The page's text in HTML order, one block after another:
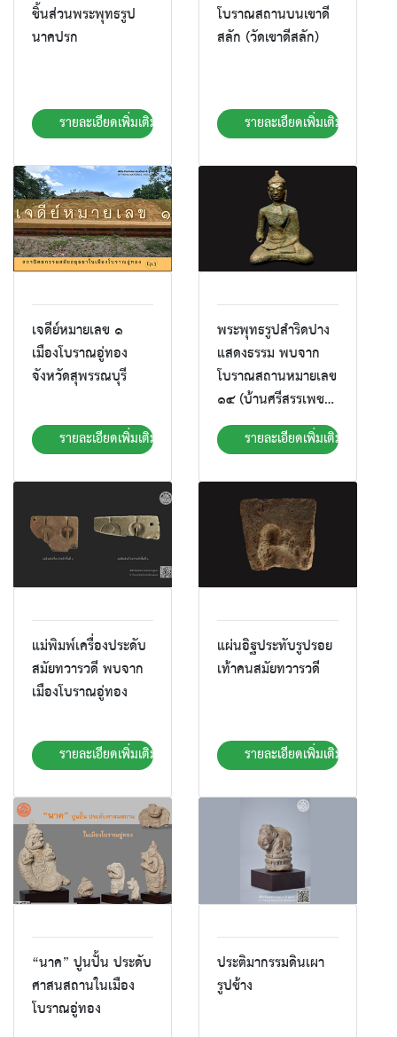
ชิ้นส่วนพระพุทธรูป
นาคปรก
รายละเอียดเพิ่มเติม
โบราณสถานบนเขาดี
สลัก (วัดเขาดีสลัก)
รายละเอียดเพิ่มเติม
เจดีย์หมายเลข ๑
เมืองโบราณอู่ทอง
จังหวัดสุพรรณบุรี
รายละเอียดเพิ่มเติม
พระพุทธรูปสำริดปาง
แสดงธรรม พบจาก
โบราณสถานหมายเลข
๑๔ (บ้านศรีสรรเพชญ์
๓)
รายละเอียดเพิ่มเติม
แม่พิมพ์เครื่องประดับ
สมัยทวารวดี พบจาก
เมืองโบราณอู่ทอง
รายละเอียดเพิ่มเติม
แผ่นอิฐประทับรูปรอย
เท้าคนสมัยทวารวดี
รายละเอียดเพิ่มเติม
“นาค” ปูนปั้น ประดับ
ศาสนสถานในเมือง
โบราณอู่ทอง
ประติมากรรมดินเผา
รูปช้าง